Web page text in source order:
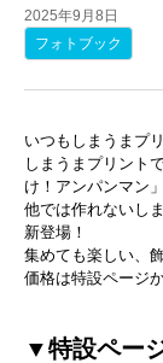
2025年9月8日
フォトブック
いつもしまうまプ
しまうまプリント
け！アンパンマン
他では作れないし
新登場！
集めても楽しい、
価格は特設ページ
▼特設ペー